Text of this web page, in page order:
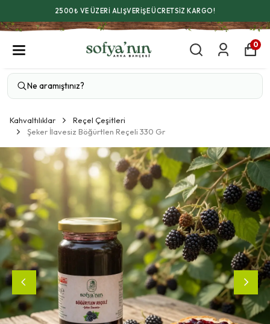
2500₺ VE ÜZERİ ALIŞVERİŞE ÜCRETSİZ KARGO!
0
Kahvaltılıklar
Reçel Çeşitleri
Şeker İlavesiz Böğürtlen Reçeli 330 Gr